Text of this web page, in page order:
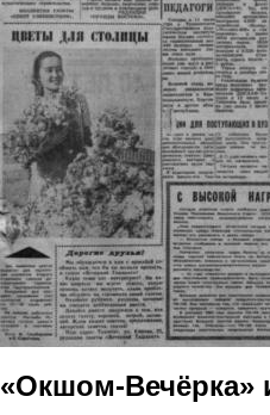
«Окшом-Вечёрка»